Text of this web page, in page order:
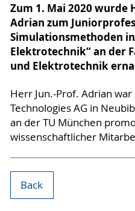
Zum 1. Mai 2020 wurde
Adrian zum
Simulationsmethoden
Elektrotechnik“ an der
und Elektrotechnik
Herr Jun.-Prof. Adrian
Technologies AG in
an der TU München
wissenschaftlicher
Back